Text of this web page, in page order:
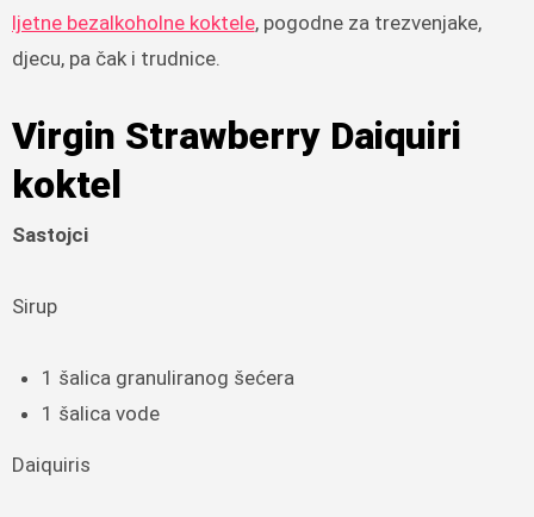
ljetne bezalkoholne koktele, pogodne za trezvenjake,
djecu, pa čak i trudnice.
Virgin Strawberry Daiquiri
koktel
Sastojci
Sirup
1 šalica granuliranog šećera
1 šalica vode
Daiquiris